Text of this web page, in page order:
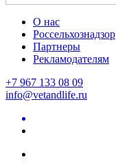
О нас
Россельхознадзор
Партнеры
Рекламодателям
+7 967 133 08 09
info@vetandlife.ru